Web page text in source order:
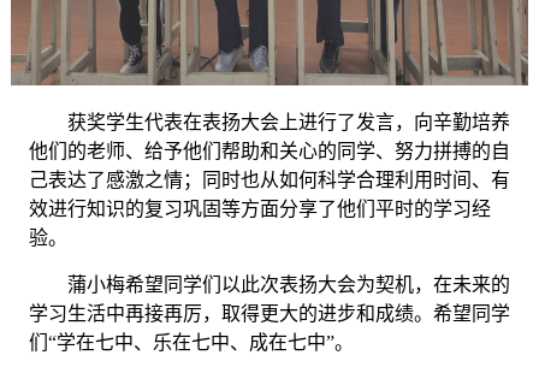
获奖学生代表在表扬大会上进行了发言， 向辛勤培养
他们的老师、 给予他们 帮助和关心的同学、努力拼搏的自
己表达了感激之情；同时也从如何科学合理利用时间、 有
效进行知识的复习巩固等方面分享了他们平时的学习经
验。
蒲小梅希望同学们 以此次表扬大会为契机， 在未来的
学习生活中再接再厉，取得更大的进步和成绩。希望同学
们 “学在七中、乐在七中、成在七中”。